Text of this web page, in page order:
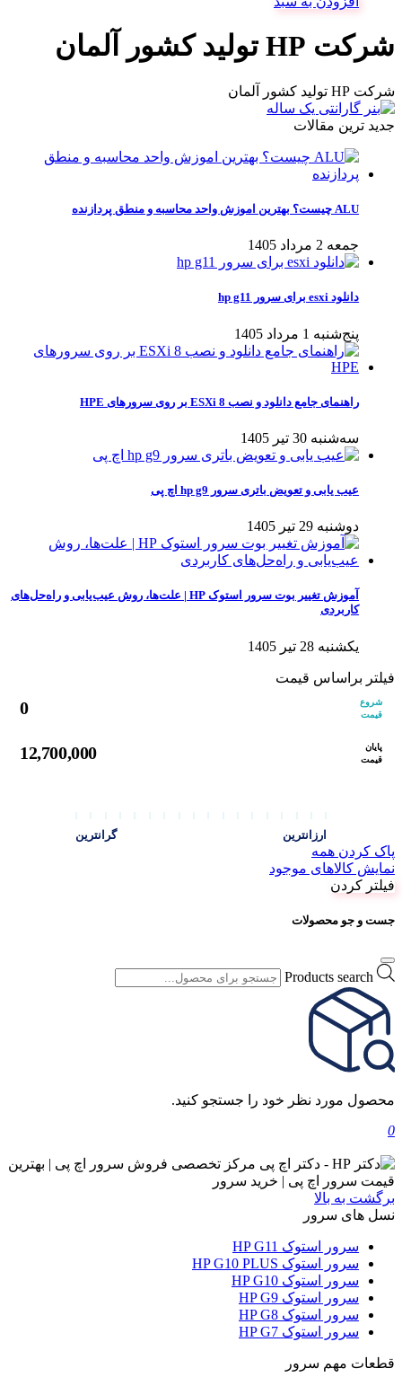
شرکت HP تولید کشور آلمان
شرکت HP تولید کشور آلمان
جدید ترین مقالات
ALU چیست؟ بهترین اموزش واحد محاسبه و منطق پردازنده
جمعه 2 مرداد 1405
دانلود esxi برای سرور hp g11
پنج‌شنبه 1 مرداد 1405
راهنمای جامع دانلود و نصب ESXi 8 بر روی سرورهای HPE
سه‌شنبه 30 تیر 1405
عیب یابی و تعویض باتری سرور hp g9 اچ پی
دوشنبه 29 تیر 1405
آموزش تغییر بوت سرور استوک HP | علت‌ها، روش عیب‌یابی و راه‌حل‌های
کاربردی
یکشنبه 28 تیر 1405
فیلتر براساس قیمت
شروع
قیمت
0
پایان
قیمت
12,700,000
ارزانترین گرانترین
پاک کردن همه
نمایش کالاهای موجود
فیلتر کردن
جست و جو محصولات
Products search
محصول مورد نظر خود را جستجو کنید.
0
برگشت به بالا
نسل های سرور
سرور استوک HP G11
سرور استوک HP G10 PLUS
سرور استوک HP G10
سرور استوک HP G9
سرور استوک HP G8
سرور استوک HP G7
قطعات مهم سرور